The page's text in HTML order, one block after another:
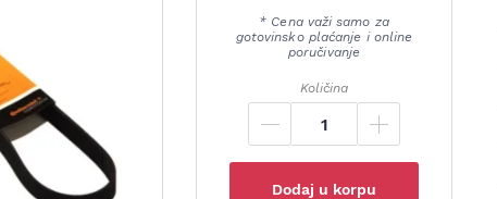
* Cena važi samo za
gotovinsko plaćanje i online
poručivanje
Količina
Dodaj u korpu